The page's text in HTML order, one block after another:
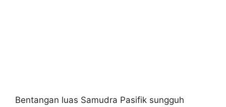
Bentangan luas Samudra Pasifik sungguh